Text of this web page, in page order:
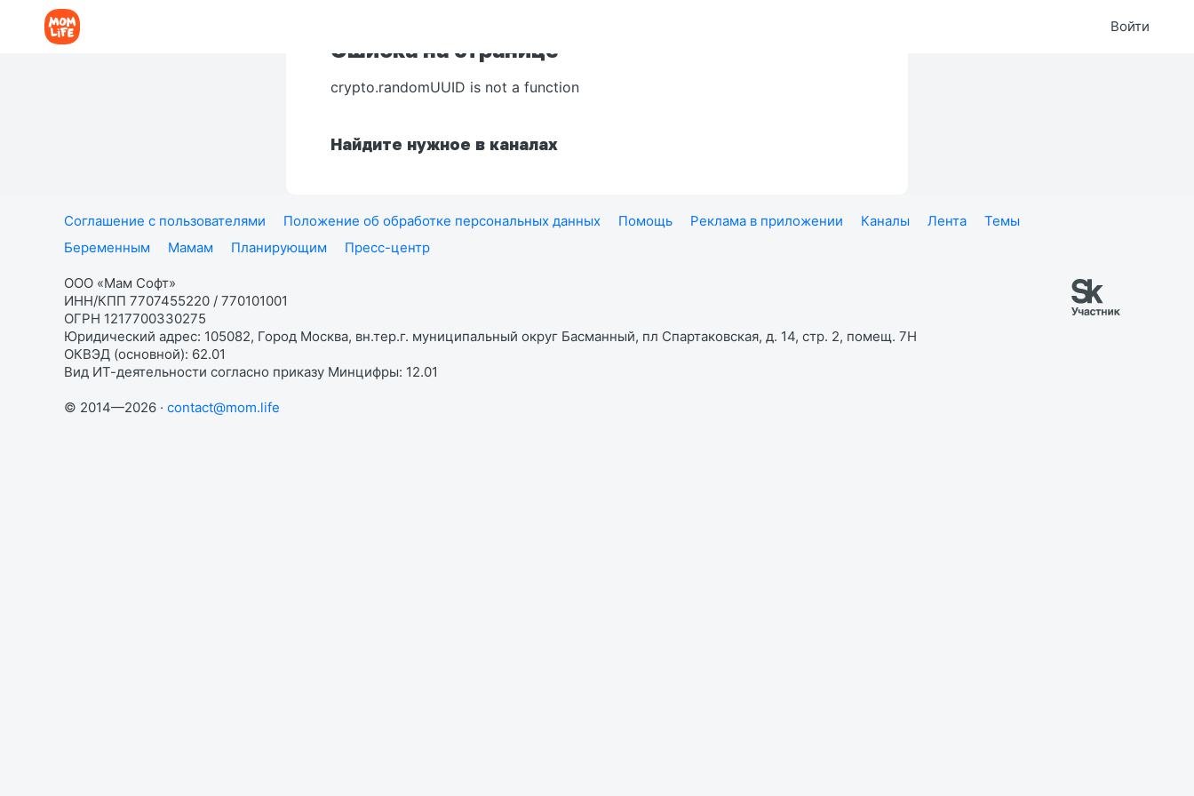
Войти
Ошибка на странице
crypto.randomUUID is not a function
Найдите нужное в каналах
Соглашение с пользователями Положение об обработке персональных данных Помощь Реклама в приложении Каналы Лента
Темы
Беременным
Мамам Планирующим Пресс-центр
ООО «Мам Софт»
ИНН/КПП 7707455220 / 770101001
ОГРН 1217700330275
Юридический адрес: 105082, Город Москва, вн.тер.г. муниципальный округ Басманный, пл Спартаковская, д. 14, стр. 2, помещ. 7Н
ОКВЭД (основной): 62.01
Вид ИТ-деятельности согласно приказу Минцифры: 12.01
© 2014—2026 · contact@mom.life